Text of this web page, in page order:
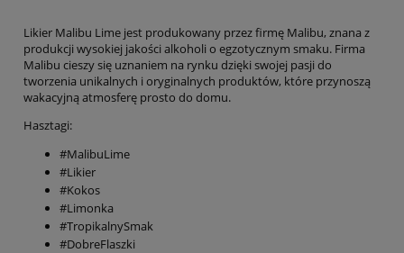
Likier Malibu Lime jest produkowany przez firmę Malibu, znana z
produkcji wysokiej jakości alkoholi o egzotycznym smaku. Firma
Malibu cieszy się uznaniem na rynku dzięki swojej pasji do
tworzenia unikalnych i oryginalnych produktów, które przynoszą
wakacyjną atmosferę prosto do domu.
Hasztagi:
#MalibuLime
#Likier
#Kokos
#Limonka
#TropikalnySmak
#DobreFlaszki